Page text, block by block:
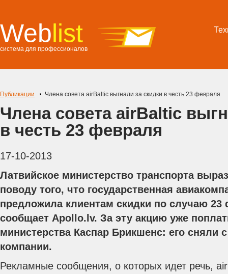
Weblist
система для профессионалов
Публикации Члена совета airBaltic выгнали за скидки в честь 23 февраля
Члена совета airBaltic
в честь 23 февраля
17-10-2013
Латвийское министерство транспорта
поводу того, что государственная
предложила клиентам скидки по случаю
сообщает Apollo.lv. За эту акцию уже
министерства Каспар Брикшенс: его сняли
компании.
Рекламные сообщения, о которых идет речь,